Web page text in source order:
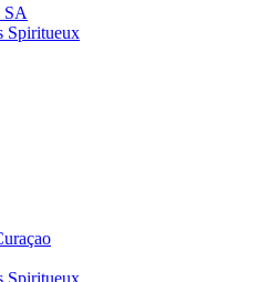
SA
Spiritueux
Spiritueux